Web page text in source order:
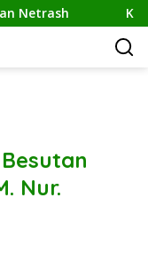
Kelurahan
Nur.